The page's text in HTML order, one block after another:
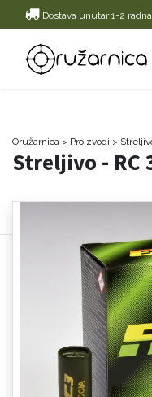
Dostava unutar 1-2
Oružarnica > Proizvodi >
Streljivo - RC